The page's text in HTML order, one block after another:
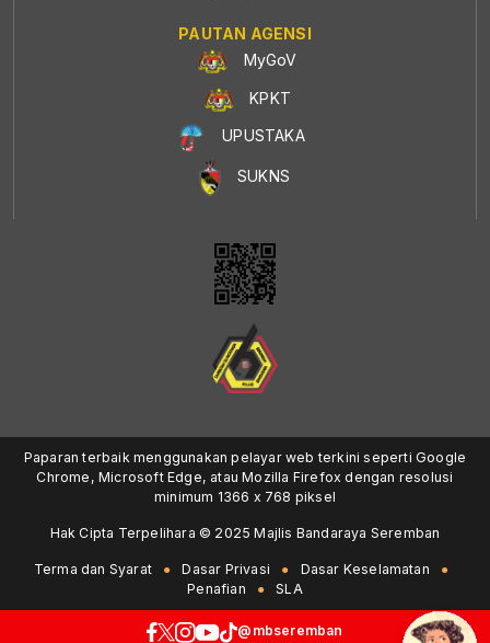
PAUTAN AGENSI
MyGoV
KPKT
UPUSTAKA
SUKNS
Paparan terbaik menggunakan pelayar web terkini seperti Google
Chrome, Microsoft Edge, atau Mozilla Firefox dengan resolusi
minimum 1366 x 768 piksel
Hak Cipta Terpelihara © 2025 Majlis Bandaraya Seremban
Terma dan Syarat Dasar Privasi
Dasar Keselamatan
Penafian
SLA
@mbseremban